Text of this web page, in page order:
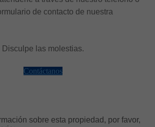
de contacto de nuestra
Disculpe las molestias.
Contáctanos
sobre esta propiedad, por favor,